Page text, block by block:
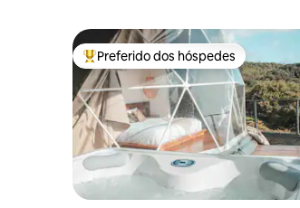
Entre os melhores preferidos dos
Preferido dos hóspedes